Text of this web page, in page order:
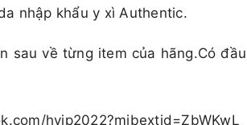
nhập khẩu y xì Authentic.
sau về từng item của hãng.Có đầu
hvip2022?mibextid=ZbWKwL